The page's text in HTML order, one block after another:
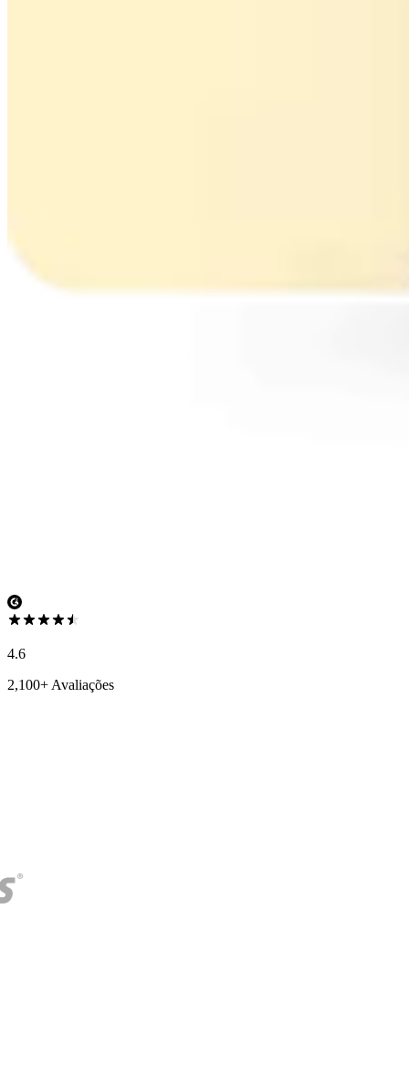
4.6
2,100+ Avaliações